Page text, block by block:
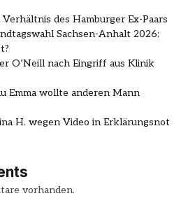
des Hamburger Ex-Paars
Sachsen-Anhalt 2026:
O’Neill nach Eingriff aus Klinik
Emma wollte anderen Mann
H. wegen Video in Erklärungsnot
vorhanden.